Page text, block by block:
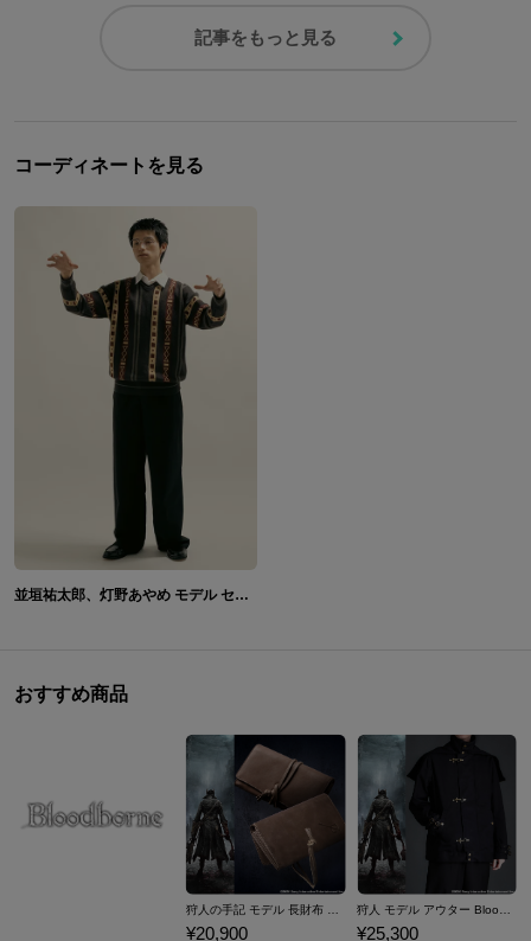
記事をもっと見る
コーディネートを見る
並垣祐太郎、灯野あやめ モデル セーター パラノマサイト FILE23 本所七不思議
おすすめ商品
狩人の手記 モデル 長財布 Bloodborne
¥20,900
狩人 モデル アウター Bloodborne
¥25,300